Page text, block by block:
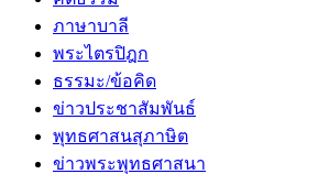
ภาษาบาลี
พระไตรปิฎก
ธรรมะ/ข้อคิด
ข่าวประชาสัมพันธ์
พุทธศาสนสุภาษิต
ข่าวพระพุทธศาสนา